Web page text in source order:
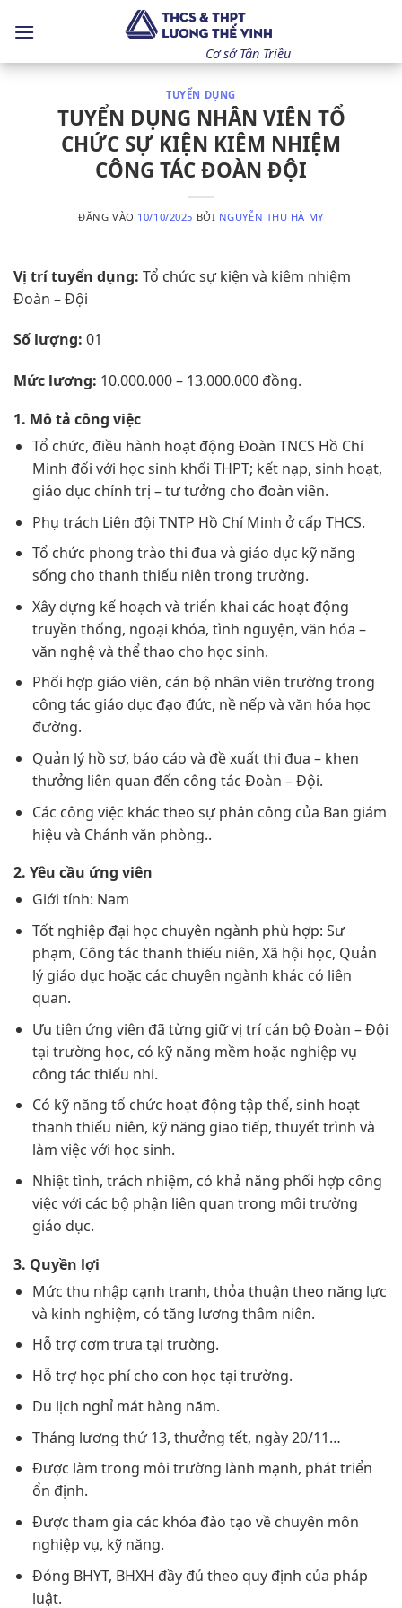
qua
Cơ sở Tân Triều
TUYỂN DỤNG
TUYỂN DỤNG NHÂN VIÊN TỔ
CHỨC SỰ KIỆN KIÊM NHIỆM
CÔNG TÁC ĐOÀN ĐỘI
ĐĂNG VÀO 10/10/2025 BỞI NGUYỄN THU HÀ MY
Vị trí tuyển dụng: Tổ chức sự kiện và kiêm nhiệm
Đoàn – Đội
Số lượng: 01
Mức lương: 10.000.000 – 13.000.000 đồng.
1. Mô tả công việc
Tổ chức, điều hành hoạt động Đoàn TNCS Hồ Chí
Minh đối với học sinh khối THPT; kết nạp, sinh hoạt,
giáo dục chính trị – tư tưởng cho đoàn viên.
Phụ trách Liên đội TNTP Hồ Chí Minh ở cấp THCS.
Tổ chức phong trào thi đua và giáo dục kỹ năng
sống cho thanh thiếu niên trong trường.
Xây dựng kế hoạch và triển khai các hoạt động
truyền thống, ngoại khóa, tình nguyện, văn hóa –
văn nghệ và thể thao cho học sinh.
Phối hợp giáo viên, cán bộ nhân viên trường trong
công tác giáo dục đạo đức, nề nếp và văn hóa học
đường.
Quản lý hồ sơ, báo cáo và đề xuất thi đua – khen
thưởng liên quan đến công tác Đoàn – Đội.
Các công việc khác theo sự phân công của Ban giám
hiệu và Chánh văn phòng..
2. Yêu cầu ứng viên
Giới tính: Nam
Tốt nghiệp đại học chuyên ngành phù hợp: Sư
phạm, Công tác thanh thiếu niên, Xã hội học, Quản
lý giáo dục hoặc các chuyên ngành khác có liên
quan.
Ưu tiên ứng viên đã từng giữ vị trí cán bộ Đoàn – Đội
tại trường học, có kỹ năng mềm hoặc nghiệp vụ
công tác thiếu nhi.
Có kỹ năng tổ chức hoạt động tập thể, sinh hoạt
thanh thiếu niên, kỹ năng giao tiếp, thuyết trình và
làm việc với học sinh.
Nhiệt tình, trách nhiệm, có khả năng phối hợp công
việc với các bộ phận liên quan trong môi trường
giáo dục.
3. Quyền lợi
Mức thu nhập cạnh tranh, thỏa thuận theo năng lực
và kinh nghiệm, có tăng lương thâm niên.
Hỗ trợ cơm trưa tại trường.
Hỗ trợ học phí cho con học tại trường.
Du lịch nghỉ mát hàng năm.
Tháng lương thứ 13, thưởng tết, ngày 20/11…
Được làm trong môi trường lành mạnh, phát triển
ổn định.
Được tham gia các khóa đào tạo về chuyên môn
nghiệp vụ, kỹ năng.
Đóng BHYT, BHXH đầy đủ theo quy định của pháp
luật.